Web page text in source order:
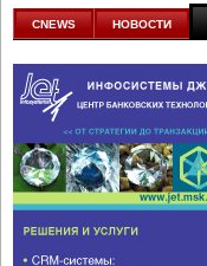
аналитике
CNEWS НОВОСТИ